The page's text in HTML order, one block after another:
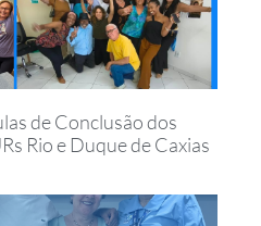
de Conclusão dos
Rio e Duque de Caxias